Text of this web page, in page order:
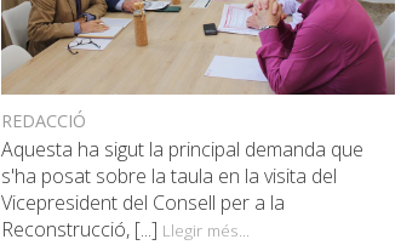
REDACCIÓ
Aquesta ha sigut la principal demanda que
s'ha posat sobre la taula en la visita del
Vicepresident del Consell per a la
Reconstrucció, [...] Llegir més...